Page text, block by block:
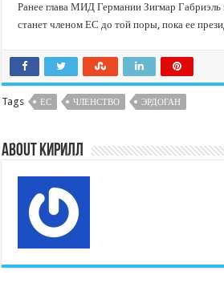
Ранее глава МИД Германии Зигмар Габриэль
станет членом ЕС до той поры, пока ее
Tags ЕС ЧЛЕНСТВО ЭРДОГАН
About Кирилл